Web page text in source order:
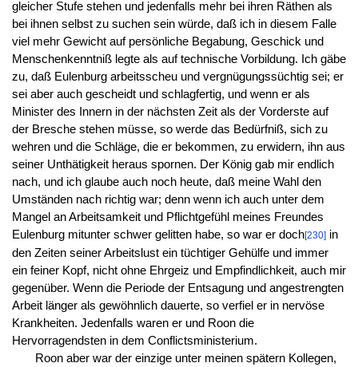
gleicher Stufe stehen und jedenfalls mehr bei ihren Räthen als
bei ihnen selbst zu suchen sein würde, daß ich in diesem Falle
viel mehr Gewicht auf persönliche Begabung, Geschick und
Menschenkenntniß legte als auf technische Vorbildung. Ich gäbe
zu, daß Eulenburg arbeitsscheu und vergnügungssüchtig sei; er
sei aber auch gescheidt und schlagfertig, und wenn er als
Minister des Innern in der nächsten Zeit als der Vorderste auf
der Bresche stehen müsse, so werde das Bedürfniß, sich zu
wehren und die Schläge, die er bekommen, zu erwidern, ihn aus
seiner Unthätigkeit heraus spornen. Der König gab mir endlich
nach, und ich glaube auch noch heute, daß meine Wahl den
Umständen nach richtig war; denn wenn ich auch unter dem
Mangel an Arbeitsamkeit und Pflichtgefühl meines Freundes
Eulenburg mitunter schwer gelitten habe, so war er doch[230]in
den Zeiten seiner Arbeitslust ein tüchtiger Gehülfe und immer
ein feiner Kopf, nicht ohne Ehrgeiz und Empfindlichkeit, auch mir
gegenüber. Wenn die Periode der Entsagung und angestrengten
Arbeit länger als gewöhnlich dauerte, so verfiel er in nervöse
Krankheiten. Jedenfalls waren er und Roon die
Hervorragendsten in dem Conflictsministerium.
Roon aber war der einzige unter meinen spätern Kollegen,